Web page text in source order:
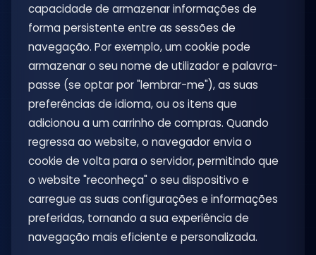
capacidade de armazenar informações de
forma persistente entre as sessões de
navegação. Por exemplo, um cookie pode
armazenar o seu nome de utilizador e palavra-
passe (se optar por "lembrar-me"), as suas
preferências de idioma, ou os itens que
adicionou a um carrinho de compras. Quando
regressa ao website, o navegador envia o
cookie de volta para o servidor, permitindo que
o website "reconheça" o seu dispositivo e
carregue as suas configurações e informações
preferidas, tornando a sua experiência de
navegação mais eficiente e personalizada.